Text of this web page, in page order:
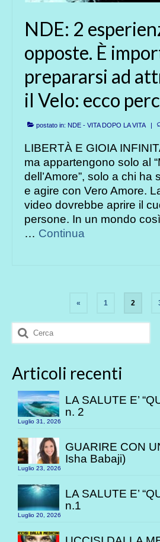
NDE: 2
opposte. È
prepararsi ad
il Velo: ecco
postato in: NDE - VITA DOPO LA VITA |
LIBERTÀ E GIOIA
ma appartengono solo al
dell’Amore”, solo a chi ha
e agire con Vero Amore.
video dovrebbe aprire il
persone. In un mondo
… Continua
Paginazione
degli
articoli
« 1 2
Cerca:
Articoli recenti
LA SALUTE E’
n. 2
Luglio 31, 2026
GUARIRE CON
Isha Babaji)
Luglio 23, 2026
LA SALUTE E’
n.1
Luglio 20, 2026